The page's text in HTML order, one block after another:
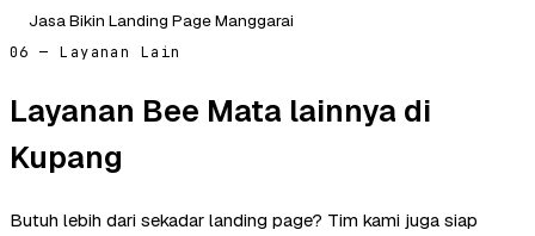
Jasa Bikin Landing Page Manggarai
06 — Layanan Lain
Layanan Bee Mata lainnya di
Kupang
Butuh lebih dari sekadar landing page? Tim kami juga siap